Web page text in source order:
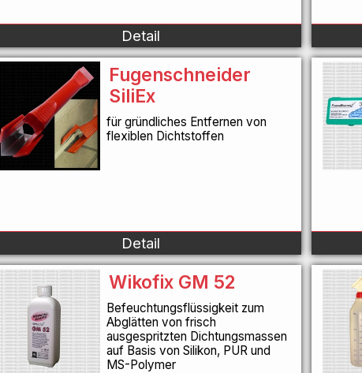
Detail
Fugenschneider
SiliEx
für gründliches Entfernen von
flexiblen Dichtstoffen
Detail
Wikofix GM 52
Befeuchtungsflüssigkeit zum
Abglätten von frisch
ausgespritzten Dichtungsmassen
auf Basis von Silikon, PUR und
MS-Polymer